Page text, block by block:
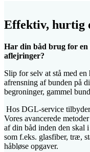
Effektiv, hurtig
Har din båd brug for
aflejringer?
Slip for selv at stå med
afrensning af bunden på
begroninger, gammel
Hos DGL-service
Vores avancerede
af din båd inden den skal
som f.eks. glasfiber, træ,
håbløse opgaver.